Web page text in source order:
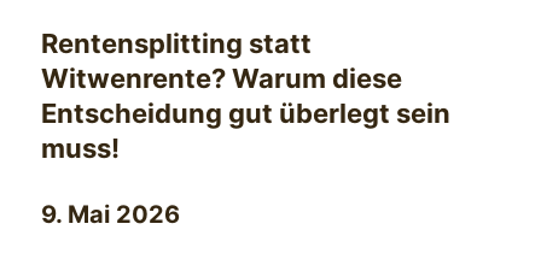
Rentensplitting statt
Witwenrente? Warum diese
Entscheidung gut überlegt sein
muss!
9. Mai 2026